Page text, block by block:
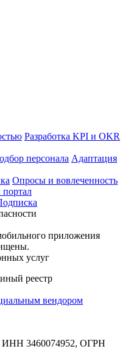
Разработка KPI и OKR
персонала Адаптация
Опросы и вовлеченность
приложения
услуг
3460074952, ОГРН